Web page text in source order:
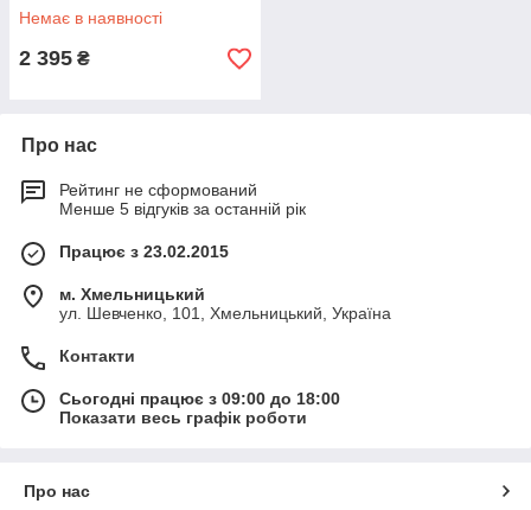
Немає в наявності
2 395 ₴
Про нас
Рейтинг не сформований
Менше 5 відгуків за останній рік
Працює з 23.02.2015
м. Хмельницький
ул. Шевченко, 101, Хмельницький, Україна
Контакти
Сьогодні працює з 09:00 до 18:00
Показати весь графік роботи
Про нас